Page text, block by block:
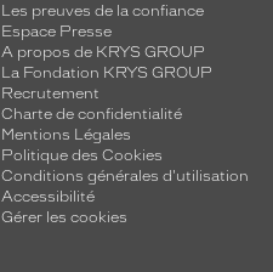
Les preuves de la confiance
Espace Presse
A propos de KRYS GROUP
La Fondation KRYS GROUP
Recrutement
Charte de confidentialité
Mentions Légales
Politique des Cookies
Conditions générales d'utilisation
Accessibilité
Gérer les cookies